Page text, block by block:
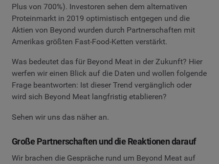
Plus von 700%). Investoren sehen dem alternativen
Proteinmarkt in 2019 optimistisch entgegen und die
Aktien von Beyond wurden durch Partnerschaften mit
Amerikas größten Fast-Food-Ketten verstärkt.
Was bedeutet das für Beyond Meat in der Zukunft? Hier
werfen wir einen Blick auf die Daten und wollen folgende
Frage beantworten: Ist dieser Trend vergänglich oder
wird sich Beyond Meat langfristig etablieren?
Sehen wir uns das näher an.
Große Partnerschaften und die Reaktionen darauf
Wir brachen die Gespräche rund um Beyond Meat auf